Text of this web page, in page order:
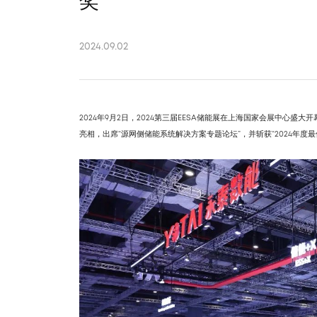
2024.09.02
2024年9月2日，2024第三届EESA储能展在上海国家会展中心盛大
亮相，出席“源网侧储能系统解决方案专题论坛”，并斩获“2024年度